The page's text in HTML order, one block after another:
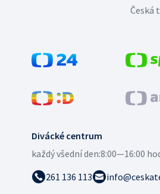
Divácké centrum
každý všední den:8:00—16:00
261 136 113
Česká